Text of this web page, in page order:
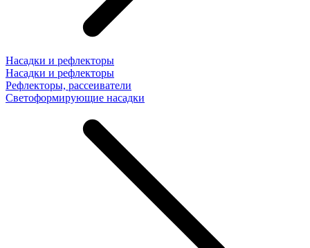
Насадки и рефлекторы
Насадки и рефлекторы
Рефлекторы, рассеиватели
Светоформирующие насадки